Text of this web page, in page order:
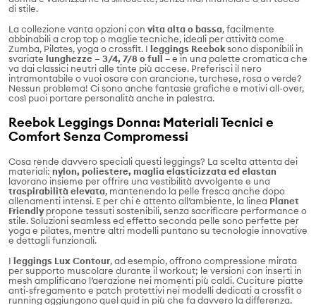
di stile.
La collezione vanta opzioni con vita alta o bassa, facilmente
abbinabili a crop top o maglie tecniche, ideali per attività come
Zumba, Pilates, yoga o crossfit. I leggings Reeboksono disponibili in
svariate lunghezze – 3/4, 7/8 o full – e in una palette cromatica che
va dai classici neutri alle tinte più accese. Preferisci il nero
intramontabile o vuoi osare con arancione, turchese, rosa o verde?
Nessun problema! Ci sono anche fantasie grafiche e motivi all-over,
così puoi portare personalità anche in palestra.
Reebok Leggings Donna: Materiali Tecnici e
Comfort Senza Compromessi
Cosa rende davvero speciali questi leggings? La scelta attenta dei
materiali: nylon, poliestere, maglia elasticizzata ed elastan
lavorano insieme per offrire una vestibilità avvolgente e una
traspirabilità elevata, mantenendo la pelle fresca anche dopo
allenamenti intensi. E per chi è attento all’ambiente, la linea Planet
Friendlypropone tessuti sostenibili, senza sacrificare performance o
stile. Soluzioni seamless ed effetto seconda pelle sono perfette per
yoga e pilates, mentre altri modelli puntano su tecnologie innovative
e dettagli funzionali.
I leggings Lux Contour, ad esempio, offrono compressione mirata
per supporto muscolare durante il workout; le versioni con inserti in
mesh amplificano l’aerazione nei momenti più caldi. Cuciture piatte
anti-sfregamento e patch protettivi nei modelli dedicati a crossfit o
running aggiungono quel quid in più che fa davvero la differenza.